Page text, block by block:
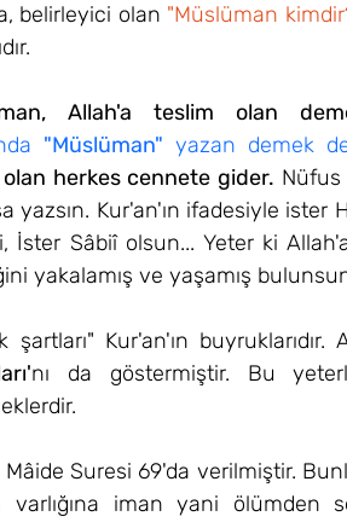
belirleyici olan "Müslüman
Allah'a teslim olan
"Müslüman" yazan demek
herkes cennete gider. Nüfus
yazsın. Kur'an'ın ifadesiyle ister
İster Sâbiî olsun... Yeter ki
yakalamış ve yaşamış
Kur'an'ın buyruklarıdır.
nı da göstermiştir. Bu
Suresi 69'da verilmiştir.
varlığına iman yani ölümden